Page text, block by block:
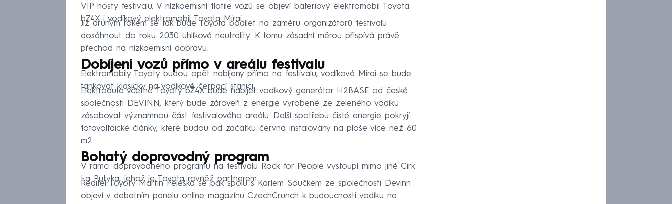
VIP hosty festivalu. V nízkoemisní flotile vozů se objeví bateriový elektromobil Toyota
bZ4X i vodíkový elektromobil Toyota Mirai.
Již druhým rokem se tak bude Toyota podílet na záměru organizátorů festivalu
dosáhnout do roku 2030 uhlíkové neutrality. K tomu zásadní měrou přispívá právě
přechod na nízkoemisní dopravu.
Dobíjení vozů přímo v areálu festivalu
Elektromobily Toyoty budou opět nabíjeny přímo na festivalu, vodíková Mirai se bude
tankovat klasicky na vodíkové čerpací stanici.
Elektroauta včetně Toyoty bZ4X bude nabíjet vodíkový generátor H2BASE od české
společnosti DEVINN, který bude zároveň z energie vyrobené ze zeleného vodíku
zásobovat významnou část festivalového areálu. Další spotřebu čisté energie pokryjí
fotovoltaické články, které budou od začátku června instalovány na ploše více než 60
m2.
Bohatý doprovodný program
V rámci doprovodného programu na festivalu Rock for People vystoupí mimo jiné Cirk
La Putyka, jehož je Toyota rovněž partnerem.
Ředitel Toyoty Martin Peleška se pak spolu s Karlem Součkem ze společnosti Devinn
objeví v debatním panelu online magazínu CzechCrunch k budoucnosti vodíku na